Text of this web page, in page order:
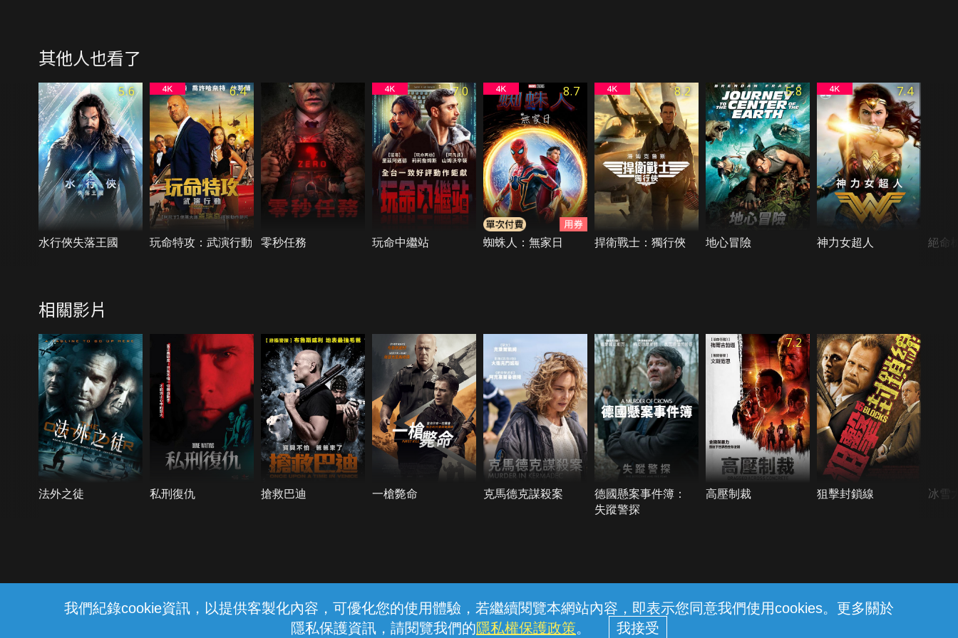
我們紀錄cookie資訊，以提供客製化內容，可優化您的使用體驗，若繼續閱覽本網站內容，即表示您同意我們使用cookies。更多關於
隱私保護資訊，請閱覽我們的隱私權保護政策。
其他人也看了
5.6
水行俠失落王國
6.4
玩命特攻：武演行動 零秒任務
7.0
玩命中繼站
8.7
蜘蛛人：無家日
8.2
捍衛戰士：獨行俠
5.8
地心冒險
7.4
神力女超人 絕命
相關影片
法外之徒 私刑復仇 搶救巴迪 一槍斃命 克馬德克謀殺案
德國懸案事件簿：
失蹤警探
7.2
高壓制裁
6.6
狙擊封鎖線 冰雪
線上客服 服務條款 隱私權保護
中華電信股份有限公司個人家庭分公司 (統一編號：96979949) © 2026